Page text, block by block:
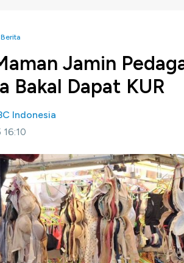
Berita
Jamin
Bakal Dapat KUR
Indonesia